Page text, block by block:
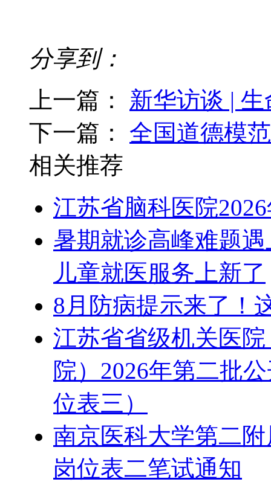
分享到：
上一篇： 新华访谈 |
下一篇： 全国道德模
相关推荐
江苏省脑科医院
暑期就诊高峰难题
儿童就医服务上新了
8月防病提示来了！
江苏省省级机关医
院）2026年第二批
位表三）
南京医科大学第二
岗位表二笔试通知